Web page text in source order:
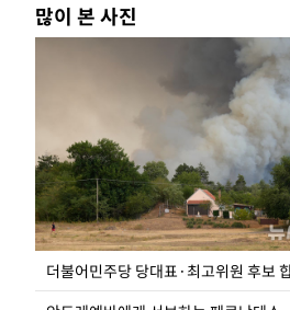
많이 본 사진